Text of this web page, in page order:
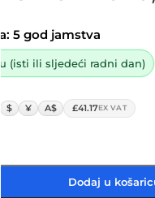
5 god jamstva
(isti ili sljedeći radni dan)
$ ¥ A$ £41.17EX VAT
Dodaj u